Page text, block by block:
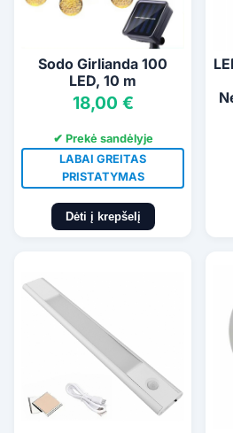
Sodo Girlianda 100
LED, 10 m
18,00 €
✔ Prekė sandėlyje
LABAI GREITAS
PRISTATYMAS
Dėti į krepšelį